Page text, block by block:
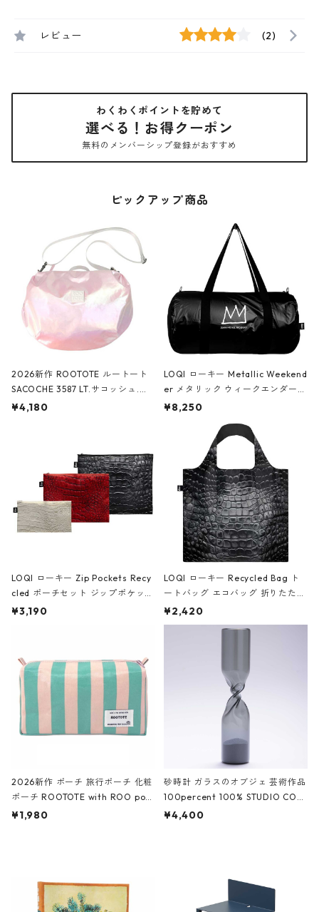
レビュー (2)
わくわくポイントを貯めて
選べる！お得クーポン
無料のメンバーシップ登録がおすすめ
ピックアップ商品
2026新作 ROOTOTE ルートート
SACOCHE 3587 LT.サコッシュ.ル
ミエ-B ショルダーバッグ グロスピ
¥4,180
LOQI ローキー Metallic Weekend
er メタリック ウィークエンダー
ボストンバッグ ショルダーバッグ
Black ジャン=ミッシェル・バスキ
ア/クラウン ブラック
¥8,250
LOQI ローキー Zip Pockets Recy
cled ポーチセット ジップポケット
ファスナーポーチ 撥水加工 トラベ
ーガンディー、オフホワイト
¥3,190
LOQI ローキー Recycled Bag ト
ートバッグ エコバッグ 折りたたみ
大きめ 撥水加工 収納ポーチ CRO
CODILE/Black クロコダイル/ブラ
¥2,420
2026新作 ポーチ 旅行ポーチ 化粧
ポーチ ROOTOTE with ROO pou
ch 3532 ルートート WR.ポーチ.ラ
¥1,980
砂時計 ガラスのオブジェ 芸術作品
100percent 100% STUDIO COH
AKU Timeless 100パーセント ス
¥4,400